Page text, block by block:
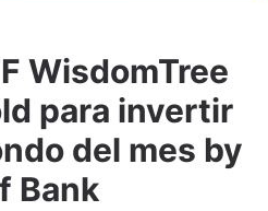
WisdomTree
para invertir
del mes by
Bank